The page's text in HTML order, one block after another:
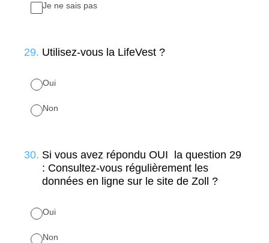
Je ne sais pas
29. Utilisez-vous la LifeVest ?
Oui
Non
30. Si vous avez répondu OUI la question 29
: Consultez-vous régulièrement les
données en ligne sur le site de Zoll ?
Oui
Non